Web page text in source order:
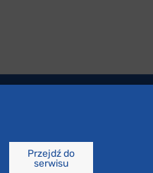
© 2023
Przejdź do
serwisu